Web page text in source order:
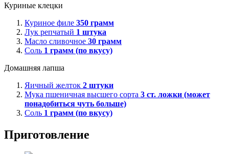
Куриные клецки
Куриное филе 350 грамм
Лук репчатый 1 штука
Масло сливочное 30 грамм
Соль 1 грамм (по вкусу)
Домашняя лапша
Яичный желток 2 штуки
Мука пшеничная высшего сорта 3 ст. ложки (может
понадобиться чуть больше)
Соль 1 грамм (по вкусу)
Приготовление